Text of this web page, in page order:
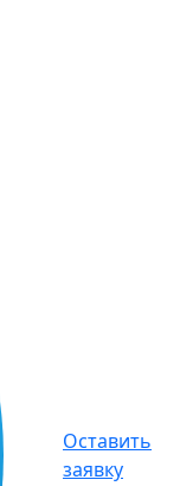
Оставить
заявку